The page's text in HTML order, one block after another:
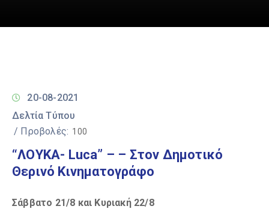
20-08-2021
Δελτία Τύπου
/ Προβολές: 100
“ΛΟΥΚΑ- Luca” – – Στον Δημοτικό
Θερινό Κινηματογράφο
Σάββατο 21/8 και Κυριακή 22/8